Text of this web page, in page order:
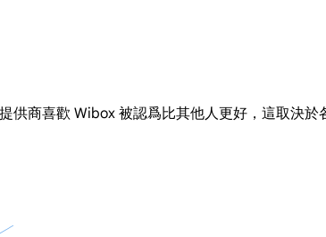
供商喜歡 Wibox 被認爲比其他人更好，這取決